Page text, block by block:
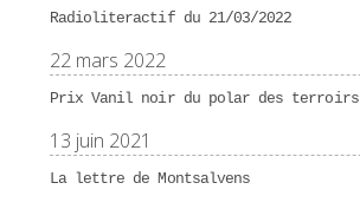
Radioliteractif du 21/03/2022
22 mars 2022
Prix Vanil noir du polar des terroirs
13 juin 2021
La lettre de Montsalvens